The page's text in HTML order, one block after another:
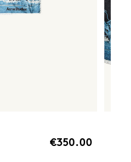
€350.00